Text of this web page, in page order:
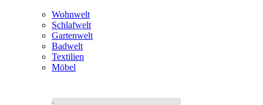
Wohnwelt
Schlafwelt
Gartenwelt
Badwelt
Textilien
Möbel